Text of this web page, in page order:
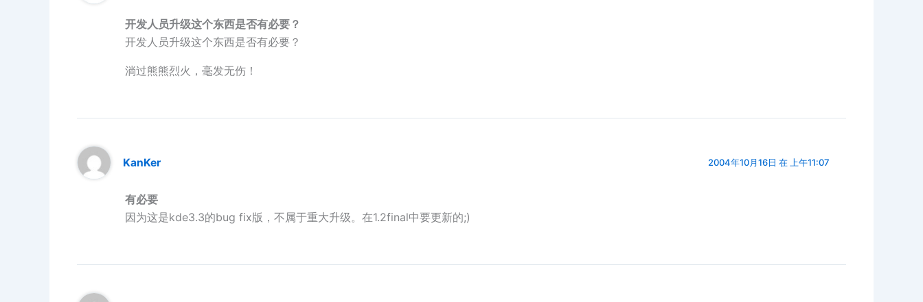
开发人员升级这个东西是否有必要？
开发人员升级这个东西是否有必要？
淌过熊熊烈火，毫发无伤！
KanKer 2004年10月16日 在 上午11:07
有必要
因为这是kde3.3的bug fix版，不属于重大升级。在1.2final中要更新的;)